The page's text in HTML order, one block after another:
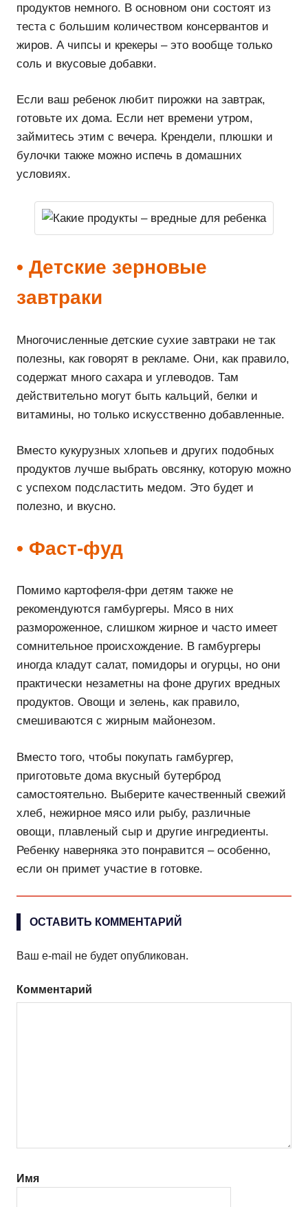
продуктов немного. В основном они состоят из
теста с большим количеством консервантов и
жиров. А чипсы и крекеры – это вообще только
соль и вкусовые добавки.
Если ваш ребенок любит пирожки на завтрак,
готовьте их дома. Если нет времени утром,
займитесь этим с вечера. Крендели, плюшки и
булочки также можно испечь в домашних
условиях.
• Детские зерновые
завтраки
Многочисленные детские сухие завтраки не так
полезны, как говорят в рекламе. Они, как правило,
содержат много сахара и углеводов. Там
действительно могут быть кальций, белки и
витамины, но только искусственно добавленные.
Вместо кукурузных хлопьев и других подобных
продуктов лучше выбрать овсянку, которую можно
с успехом подсластить медом. Это будет и
полезно, и вкусно.
• Фаст-фуд
Помимо картофеля-фри детям также не
рекомендуются гамбургеры. Мясо в них
размороженное, слишком жирное и часто имеет
сомнительное происхождение. В гамбургеры
иногда кладут салат, помидоры и огурцы, но они
практически незаметны на фоне других вредных
продуктов. Овощи и зелень, как правило,
смешиваются с жирным майонезом.
Вместо того, чтобы покупать гамбургер,
приготовьте дома вкусный бутерброд
самостоятельно. Выберите качественный свежий
хлеб, нежирное мясо или рыбу, различные
овощи, плавленый сыр и другие ингредиенты.
Ребенку наверняка это понравится – особенно,
если он примет участие в готовке.
ОСТАВИТЬ КОММЕНТАРИЙ
Ваш e-mail не будет опубликован.
Комментарий
Имя